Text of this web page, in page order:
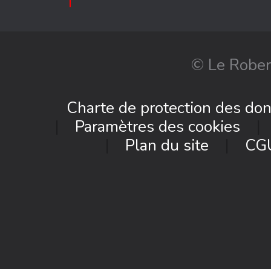
© Le
Charte de protection des
Paramètres des cookies
Plan du site